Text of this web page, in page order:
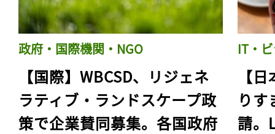
政府・国際機関・NGO
【国際】WBCSD、リジェネ
ラティブ・ランドスケープ政
策で企業賛同募集。各国政府
IT・
【
り
請。